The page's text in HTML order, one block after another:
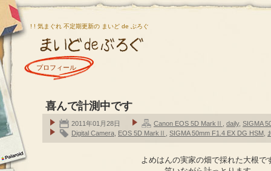
! ! 気まぐれ 不定期更新の まいど de ぶろぐ
プロフィール
喜んで計測中です
2011年01月28日 Canon EOS 5D MarkⅡ daily, SIGMA
Digital Camera EOS 5D MarkⅡ SIGMA 50mm F1.4 EX DG HSM
よめはんの実家の畑で採れた大根で